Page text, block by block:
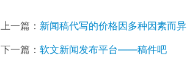
上一篇： 新闻稿代写的价格因多种因素而异
下一篇： 软文新闻发布平台——稿件吧